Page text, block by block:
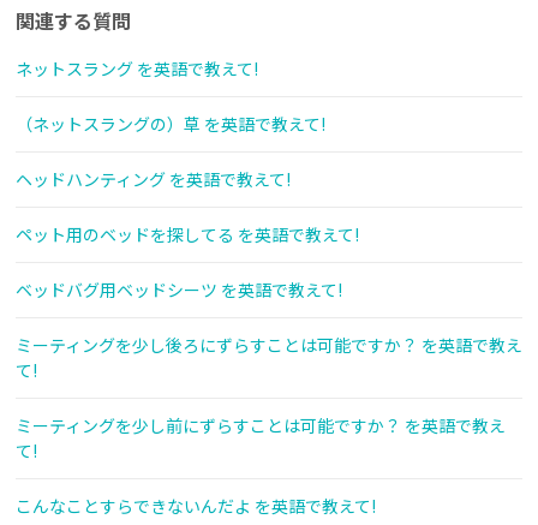
関連する質問
ネットスラング を英語で教えて!
（ネットスラングの）草 を英語で教えて!
ヘッドハンティング を英語で教えて!
ペット用のベッドを探してる を英語で教えて!
ベッドバグ用ベッドシーツ を英語で教えて!
ミーティングを少し後ろにずらすことは可能ですか？ を英語で教え
て!
ミーティングを少し前にずらすことは可能ですか？ を英語で教え
て!
こんなことすらできないんだよ を英語で教えて!